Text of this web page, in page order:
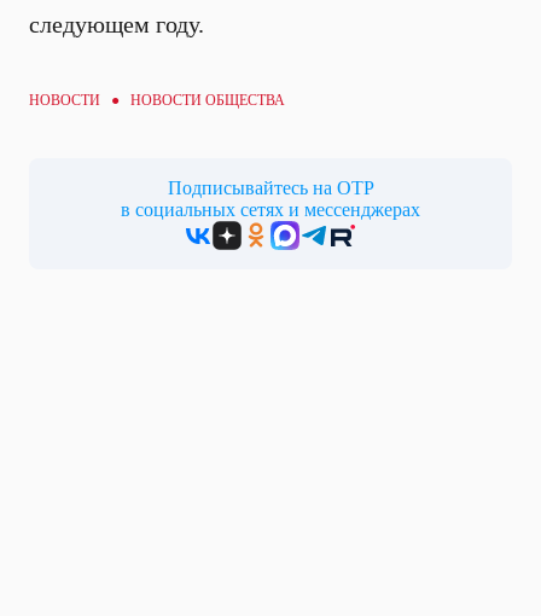
следующем году.
НОВОСТИ ● НОВОСТИ ОБЩЕСТВА
Подписывайтесь на ОТР
в социальных сетях и мессенджерах